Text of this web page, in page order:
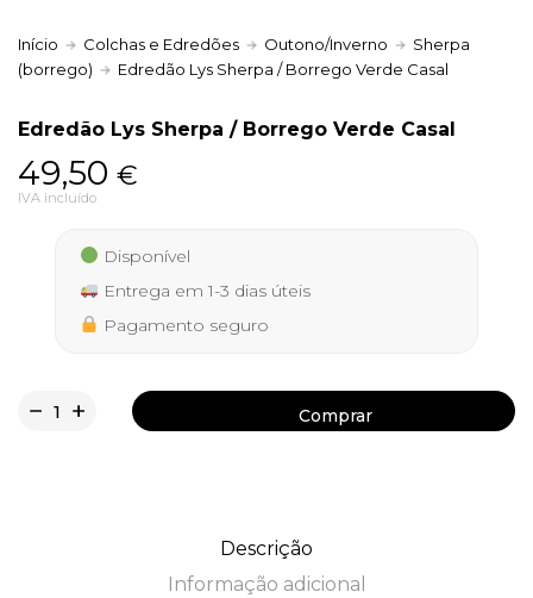
Início Colchas e Edredões Outono/Inverno
Sherpa
(borrego)
Edredão Lys Sherpa / Borrego Verde Casal
Edredão Lys Sherpa / Borrego Verde Casal
49,50 €
IVA incluído
Disponível
Entrega em 1-3 dias úteis
Pagamento seguro
Comprar
Descrição
Informação adicional